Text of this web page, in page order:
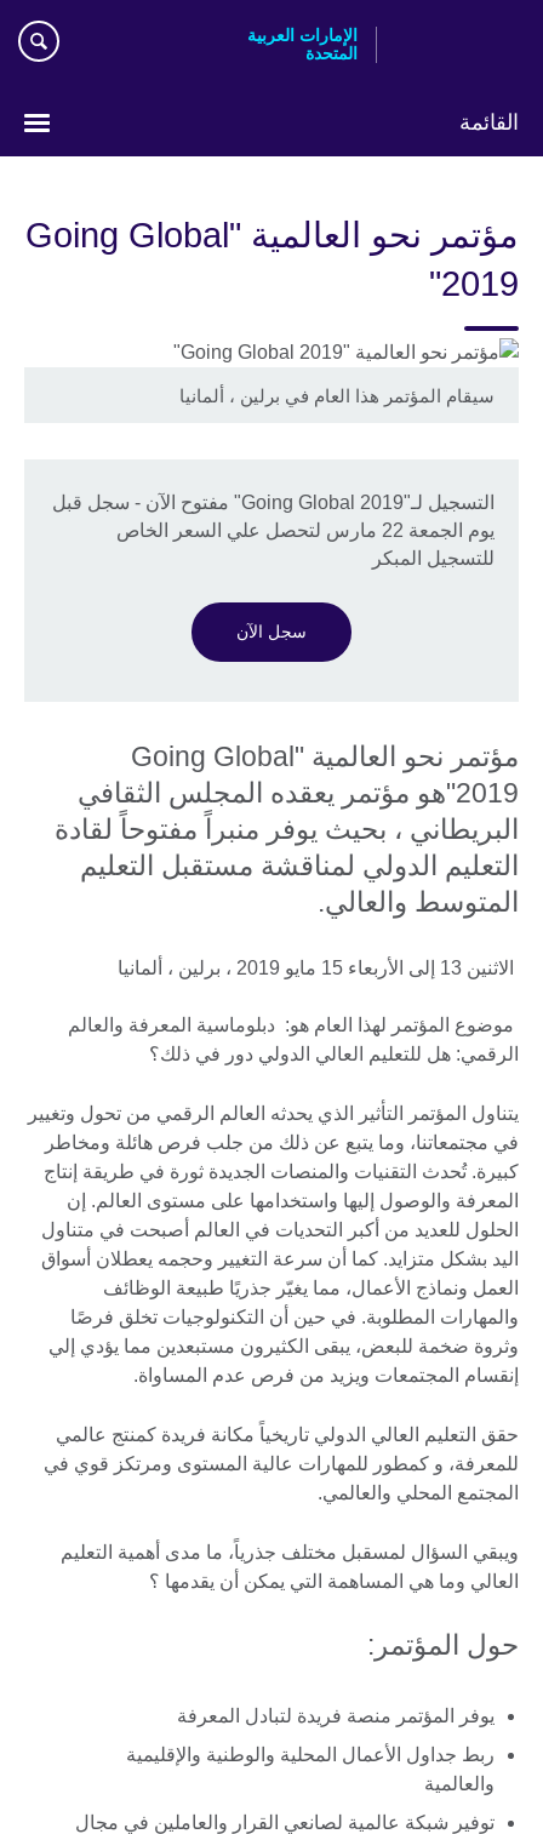
الإمارات العربية
المتحدة
القائمة
مؤتمر نحو العالمية "Going Global
2019"
سيقام المؤتمر هذا العام في برلين ، ألمانيا
التسجيل لـ"Going Global 2019" مفتوح الآن - سجل قبل
يوم الجمعة 22 مارس لتحصل علي السعر الخاص
للتسجيل المبكر
سجل الآن
مؤتمر نحو العالمية "Going Global
2019"هو مؤتمر يعقده المجلس الثقافي
البريطاني ، بحيث يوفر منبراً مفتوحاً لقادة
التعليم الدولي لمناقشة مستقبل التعليم
المتوسط والعالي.
الاثنين 13 إلى الأربعاء 15 مايو 2019 ، برلين ، ألمانيا
موضوع المؤتمر لهذا العام هو: دبلوماسية المعرفة والعالم
الرقمي: هل للتعليم العالي الدولي دور في ذلك؟
يتناول المؤتمر التأثير الذي يحدثه العالم الرقمي من تحول وتغيير
في مجتمعاتنا، وما يتبع عن ذلك من جلب فرص هائلة ومخاطر
كبيرة. تُحدث التقنيات والمنصات الجديدة ثورة في طريقة إنتاج
المعرفة والوصول إليها واستخدامها على مستوى العالم. إن
الحلول للعديد من أكبر التحديات في العالم أصبحت في متناول
اليد بشكل متزايد. كما أن سرعة التغيير وحجمه يعطلان أسواق
العمل ونماذج الأعمال، مما يغيّر جذريًا طبيعة الوظائف
والمهارات المطلوبة. في حين أن التكنولوجيات تخلق فرصًا
وثروة ضخمة للبعض، يبقى الكثيرون مستبعدين مما يؤدي إلي
إنقسام المجتمعات ويزيد من فرص عدم المساواة.
حقق التعليم العالي الدولي تاريخياً مكانة فريدة كمنتج عالمي
للمعرفة، و كمطور للمهارات عالية المستوى ومرتكز قوي في
المجتمع المحلي والعالمي.
ويبقي السؤال لمسقبل مختلف جذرياً، ما مدى أهمية التعليم
العالي وما هي المساهمة التي يمكن أن يقدمها ؟
حول المؤتمر:
يوفر المؤتمر منصة فريدة لتبادل المعرفة
ربط جداول الأعمال المحلية والوطنية والإقليمية
والعالمية
توفير شبكة عالمية لصانعي القرار والعاملين في مجال